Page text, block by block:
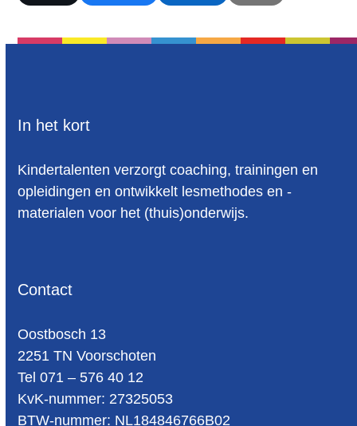
In het kort
Kindertalenten verzorgt coaching, trainingen en
opleidingen en ontwikkelt lesmethodes en -
materialen voor het (thuis)onderwijs.
Contact
Oost­bosch 13
2251 TN Voorschoten
Tel 071 – 576 40 12
KvK-nummer: 27325053
BTW-num­mer: NL184846766B02